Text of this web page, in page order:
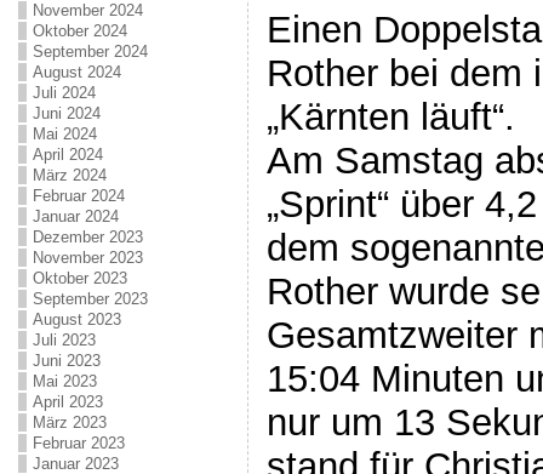
November 2024
Oktober 2024
September 2024
August 2024
Juli 2024
Juni 2024
Mai 2024
April 2024
März 2024
Februar 2024
Januar 2024
Dezember 2023
November 2023
Oktober 2023
September 2023
August 2023
Juli 2023
Juni 2023
Mai 2023
April 2023
März 2023
Februar 2023
Januar 2023
Einen
Rother bei dem
„Kärnten läuft“.
Am Samstag
„Sprint“ über
dem
Rother wurde
Gesamtzweiter
15:04 Minuten
nur um 13